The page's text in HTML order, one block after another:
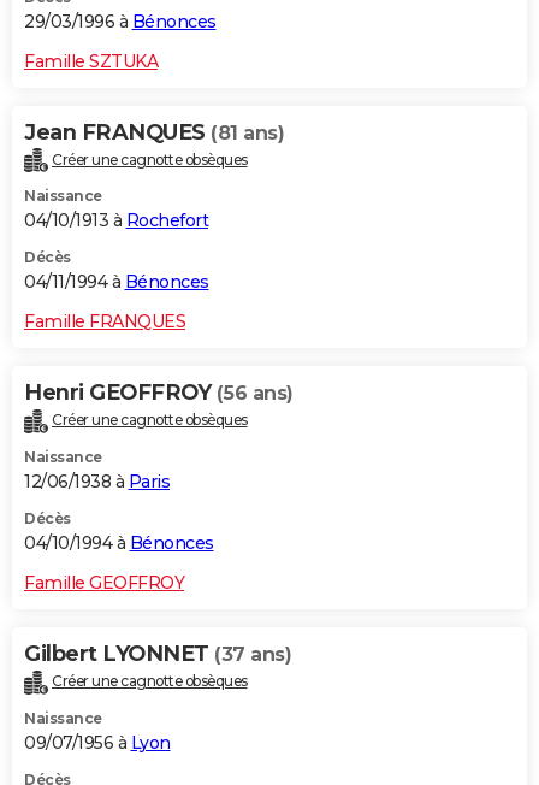
29/03/1996 à Bénonces
Famille SZTUKA
Jean FRANQUES (81 ans)
Créer une cagnotte obsèques
Naissance
04/10/1913 à Rochefort
Décès
04/11/1994 à Bénonces
Famille FRANQUES
Henri GEOFFROY (56 ans)
Créer une cagnotte obsèques
Naissance
12/06/1938 à Paris
Décès
04/10/1994 à Bénonces
Famille GEOFFROY
Gilbert LYONNET (37 ans)
Créer une cagnotte obsèques
Naissance
09/07/1956 à Lyon
Décès